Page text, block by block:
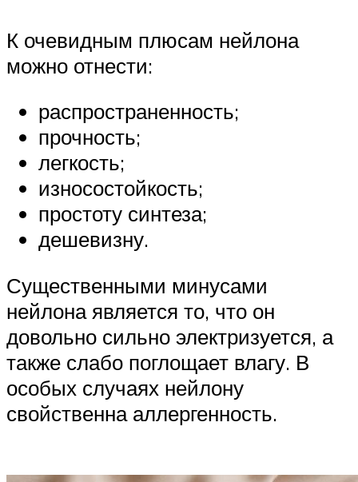
К очевидным плюсам нейлона
можно отнести:
распространенность;
прочность;
легкость;
износостойкость;
простоту синтеза;
дешевизну.
Существенными минусами
нейлона является то, что он
довольно сильно электризуется, а
также слабо поглощает влагу. В
особых случаях нейлону
свойственна аллергенность.